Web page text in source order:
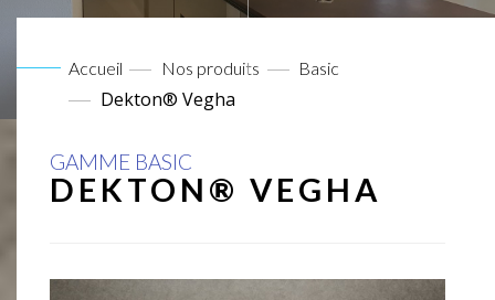
Accueil Nos produits Basic
Dekton® Vegha
GAMME BASIC
DEKTON® VEGHA